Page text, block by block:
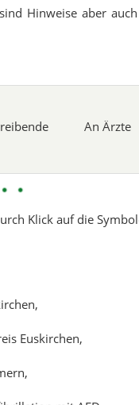
Hinweise aber
An Ärzte
Klick auf die
Euskirchen,